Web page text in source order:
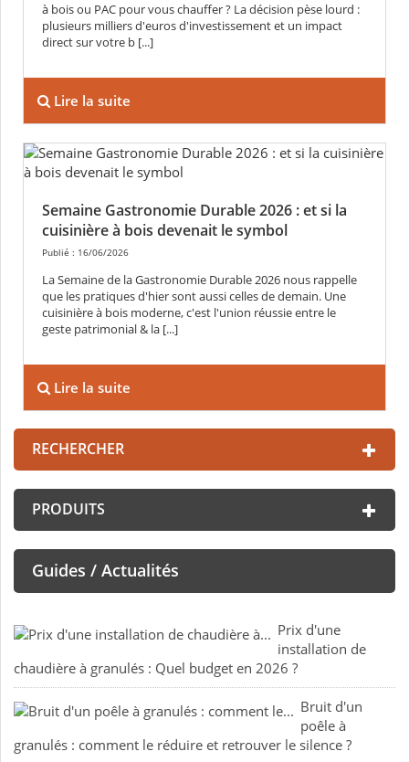
à bois ou PAC pour vous chauffer ? La décision pèse lourd :
plusieurs milliers d'euros d'investissement et un impact
direct sur votre b [...]
Lire la suite
Semaine Gastronomie Durable 2026 : et si la
cuisinière à bois devenait le symbol
Publié : 16/06/2026
La Semaine de la Gastronomie Durable 2026 nous rappelle
que les pratiques d'hier sont aussi celles de demain. Une
cuisinière à bois moderne, c'est l'union réussie entre le
geste patrimonial & la [...]
Lire la suite
RECHERCHER
PRODUITS
Guides / Actualités
Prix d'une
installation de
chaudière à granulés : Quel budget en 2026 ?
Bruit d'un
poêle à
granulés : comment le réduire et retrouver le silence ?